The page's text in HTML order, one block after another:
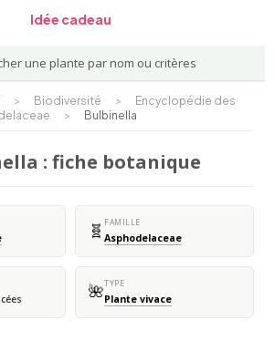
Idée cadeau
une plante par nom ou critères
> Biodiversité >
Encyclopédie des
> Bulbinella
: fiche botanique
🧬 FAMILLE
Asphodelaceae
🌺TYPE
Plante vivace